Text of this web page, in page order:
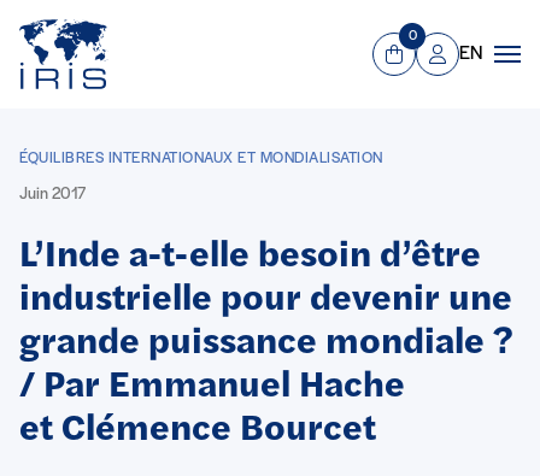
Aller au contenu principal
Panier
0
Mon compte
EN
ÉQUILIBRES INTERNATIONAUX ET MONDIALISATION
Juin 2017
L’Inde a-t-elle besoin d’être
industrielle pour devenir une
grande puissance mondiale ?
/ Par Emmanuel Hache
et Clémence Bourcet